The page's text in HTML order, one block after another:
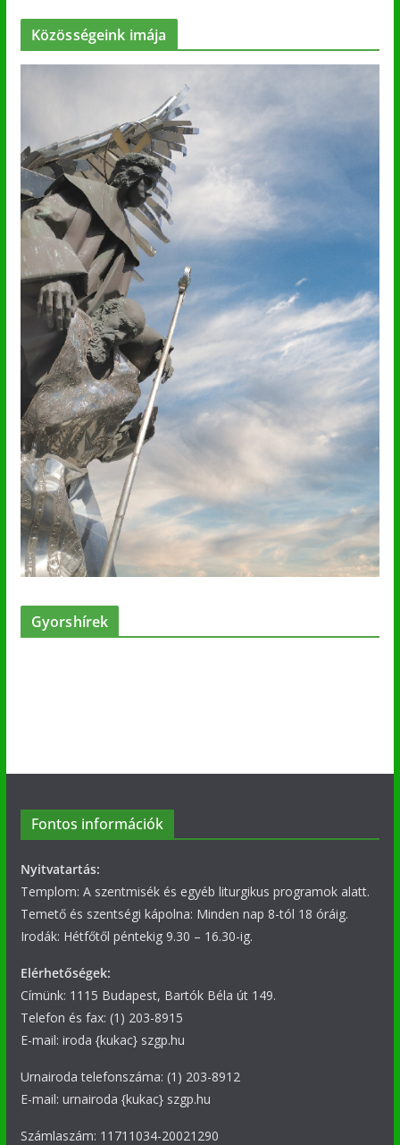
Közösségeink imája
Gyorshírek
Fontos információk
Nyitvatartás:
Templom: A szentmisék és egyéb liturgikus programok alatt.
Temető és szentségi kápolna: Minden nap 8-tól 18 óráig.
Irodák: Hétfőtől péntekig 9.30 – 16.30-ig.
Elérhetőségek:
Címünk: 1115 Budapest, Bartók Béla út 149.
Telefon és fax: (1) 203-8915
E-mail: iroda {kukac} szgp.hu
Urnairoda telefonszáma: (1) 203-8912
E-mail: urnairoda {kukac} szgp.hu
Számlaszám: 11711034-20021290